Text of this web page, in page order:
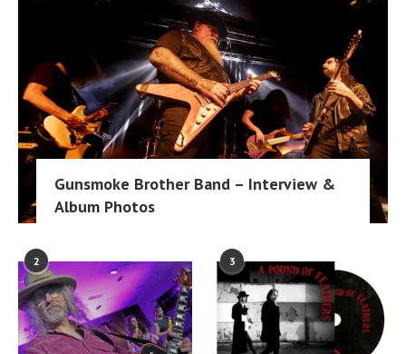
Gunsmoke Brother Band – Interview &
Album Photos
2 3